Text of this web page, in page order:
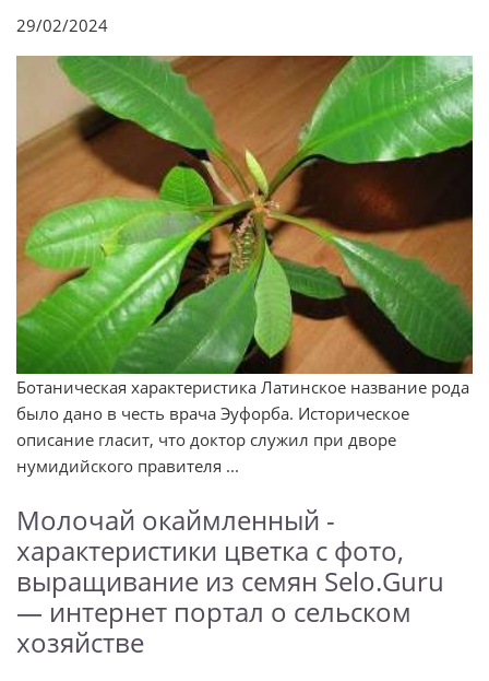
29/02/2024
Ботаническая характеристика Латинское название рода
было дано в честь врача Эуфорба. Историческое
описание гласит, что доктор служил при дворе
нумидийского правителя ...
Молочай окаймленный -
характеристики цветка с фото,
выращивание из семян Selo.Guru
— интернет портал о сельском
хозяйстве